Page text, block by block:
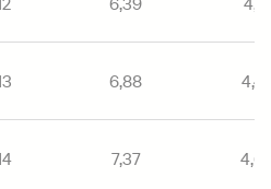
6,88
7,37